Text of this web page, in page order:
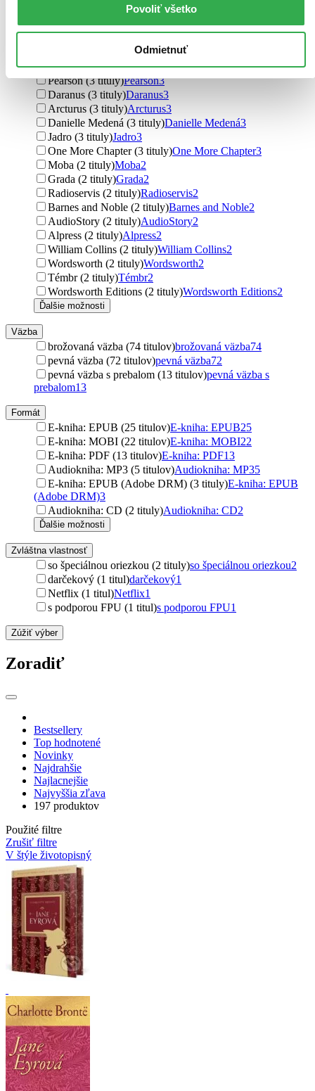
Povoliť všetko
Odmietnuť
HarperCollins (4 tituly)HarperCollins
Leda (4 tituly)Leda4
Premedia3
Marenčin PT (3 tituly)Marenčin PT3
Pearson (3 tituly)Pearson3
Daranus (3 tituly)Daranus3
Arcturus (3 tituly)Arcturus3
Danielle Medená (3 tituly)Danielle Medená3
Jadro (3 tituly)Jadro3
One More Chapter (3 tituly)One More Chapter3
Moba (2 tituly)Moba2
Grada (2 tituly)Grada2
Radioservis (2 tituly)Radioservis2
Barnes and Noble (2 tituly)Barnes and Noble2
AudioStory (2 tituly)AudioStory2
Alpress (2 tituly)Alpress2
William Collins (2 tituly)William Collins2
Wordsworth (2 tituly)Wordsworth2
Témbr (2 tituly)Témbr2
Wordsworth Editions (2 tituly)Wordsworth Editions2
Ďalšie možnosti
Väzba
brožovaná väzba (74 titulov)brožovaná väzba74
pevná väzba (72 titulov)pevná väzba72
pevná väzba s prebalom (13 titulov)pevná väzba s
prebalom13
Formát
E-kniha: EPUB (25 titulov)E-kniha: EPUB25
E-kniha: MOBI (22 titulov)E-kniha: MOBI22
E-kniha: PDF (13 titulov)E-kniha: PDF13
Audiokniha: MP3 (5 titulov)Audiokniha: MP35
E-kniha: EPUB (Adobe DRM) (3 tituly)E-kniha: EPUB
(Adobe DRM)3
Audiokniha: CD (2 tituly)Audiokniha: CD2
Ďalšie možnosti
Zvláštna vlastnosť
so špeciálnou oriezkou (2 tituly)so špeciálnou oriezkou2
darčekový (1 titul)darčekový1
Netflix (1 titul)Netflix1
s podporou FPU (1 titul)s podporou FPU1
Zúžiť výber
Zoradiť
Bestsellery
Top hodnotené
Novinky
Najdrahšie
Najlacnejšie
Najvyššia zľava
197 produktov
Použité filtre
Zrušiť filtre
V štýle životopisný